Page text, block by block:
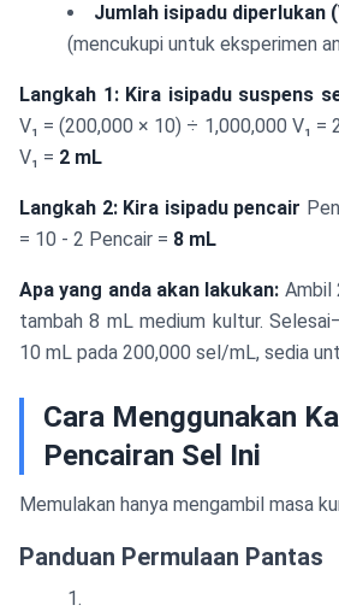
Jumlah isipadu diperlukan
(mencukupi untuk eksperimen
Langkah 1: Kira isipadu suspens
V₁ = (200,000 × 10) ÷ 1,000,000 V₁ =
V₁ = 2 mL
Langkah 2: Kira isipadu pencair
= 10 - 2 Pencair = 8 mL
Apa yang anda akan lakukan: Ambil
tambah 8 mL medium kultur.
10 mL pada 200,000 sel/mL, sedia
Cara Menggunakan
Pencairan Sel Ini
Memulakan hanya mengambil masa
Panduan Permulaan Pantas